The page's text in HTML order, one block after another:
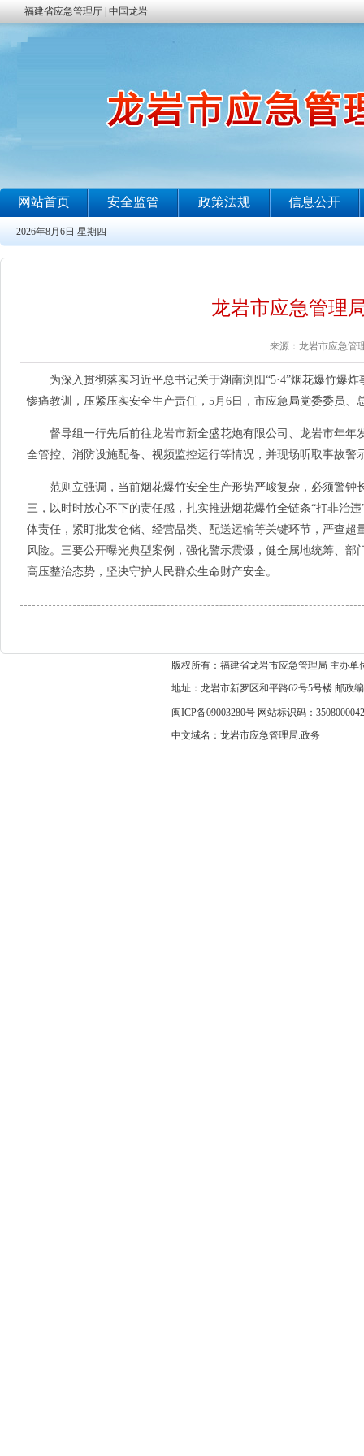
龙岩市应急管理
来源：龙岩市应急管
为深入贯彻落实习近平总书记关于湖南浏阳“5·4”烟花爆竹爆炸
惨痛教训，压紧压实安全生产责任，5月6日，市应急局党委委员
督导组一行先后前往龙岩市新全盛花炮有限公司、龙岩市年年
全管控、消防设施配备、视频监控运行等情况，并现场听取事故
范则立强调，当前烟花爆竹安全生产形势严峻复杂，必须警钟
三，以时时放心不下的责任感，扎实推进烟花爆竹全链条“打非治
体责任，紧盯批发仓储、经营品类、配送运输等关键环节，严查
风险。三要公开曝光典型案例，强化警示震慑，健全属地统筹、
高压整治态势，坚决守护人民群众生命财产安全。